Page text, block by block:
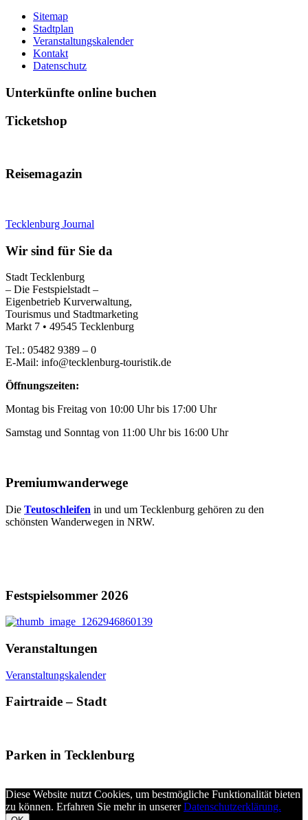
Sitemap
Stadtplan
Veranstaltungskalender
Kontakt
Datenschutz
Unterkünfte online buchen
Ticketshop
Reisemagazin
Tecklenburg Journal
Wir sind für Sie da
Stadt Tecklenburg
– Die Festspielstadt –
Eigenbetrieb Kurverwaltung,
Tourismus und Stadtmarketing
Markt 7 • 49545 Tecklenburg
Tel.: 05482 9389 – 0
E-Mail: info@tecklenburg-touristik.de
Öffnungszeiten:
Montag bis Freitag von 10:00 Uhr bis 17:00 Uhr
Samstag und Sonntag von 11:00 Uhr bis 16:00 Uhr
Premiumwanderwege
Die Teutoschleifen in und um Tecklenburg gehören zu den
schönsten Wanderwegen in NRW.
Festspielsommer 2026
Veranstaltungen
Veranstaltungskalender
Fairtraide – Stadt
Parken in Tecklenburg
Diese Website nutzt Cookies, um bestmögliche Funktionalität bieten
zu können. Erfahren Sie mehr in unsererDatenschutzerklärung.